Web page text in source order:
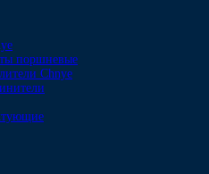
поршневые
Chnye